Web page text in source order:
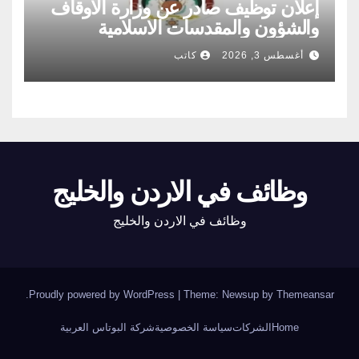
إعلان توظيف صادر عن وزارة الاوقاف
والشؤون والمقدسات الاسلامية
أغسطس 3, 2026 كاتب
وظائف في الاردن والخليج
وظائف في الاردن والخليج
Proudly powered by WordPress Theme: Newsup by Themeansar
.
Homeالشركاتسياسة الخصوصيةشركة البوتاس العربية